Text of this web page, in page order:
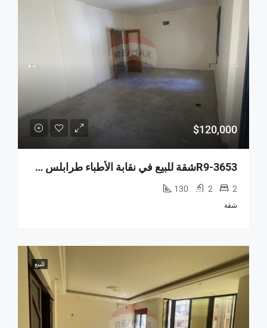
$120,000
R9-3653شقة للبيع في نقابة الأطباء طرابلس – 130 م²
2
2
130
شقة
للبيع